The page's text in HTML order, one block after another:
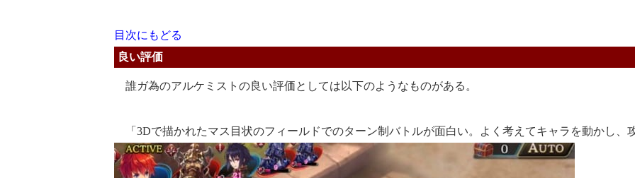
目次にもどる
良い評価
誰ガ為のアルケミストの良い評価としては以下のようなものがある。
「3Dで描かれたマス目状のフィールドでのターン制バトルが面白い。よく考えてキャラを動かし、